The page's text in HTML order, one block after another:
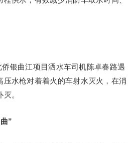
银曲江项目洒水车司机陈卓春路遇
压水枪对着着火的车射水灭火，在消
。
”